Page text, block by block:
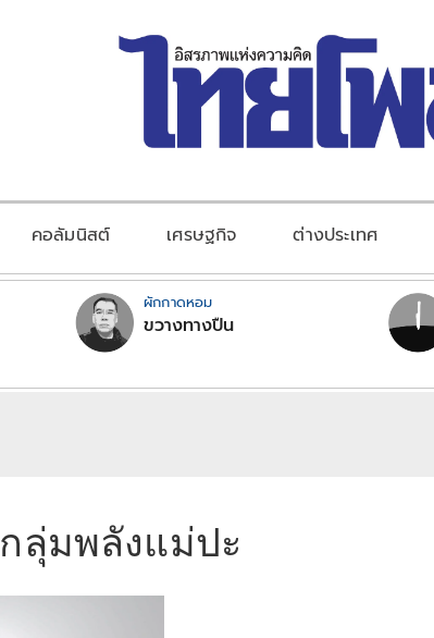
คอลัมนิสต์ เศรษฐกิจ ต่างประเทศ
ผักกาดหอม
ขวางทางปืน
กลุ่มพลังแม่ปะ